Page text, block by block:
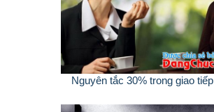
Nguyên tắc 30% trong giao tiếp